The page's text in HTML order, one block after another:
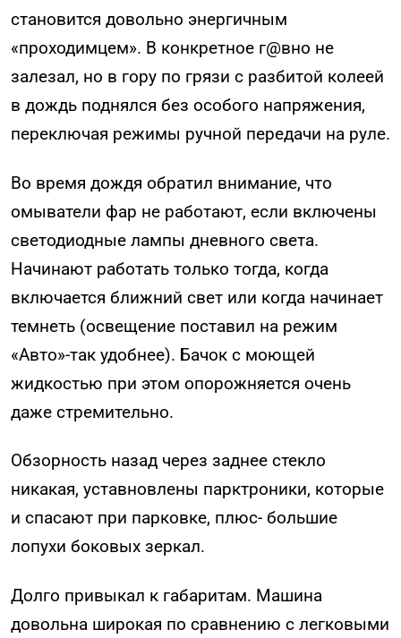
становится довольно энергичным
«проходимцем». В конкретное г@вно не
залезал, но в гору по грязи с разбитой колеей
в дождь поднялся без особого напряжения,
переключая режимы ручной передачи на руле.
Во время дождя обратил внимание, что
омыватели фар не работают, если включены
светодиодные лампы дневного света.
Начинают работать только тогда, когда
включается ближний свет или когда начинает
темнеть (освещение поставил на режим
«Авто»-так удобнее). Бачок с моющей
жидкостью при этом опорожняется очень
даже стремительно.
Обзорность назад через заднее стекло
никакая, уставновлены парктроники, которые
и спасают при парковке, плюс- большие
лопухи боковых зеркал.
Долго привыкал к габаритам. Машина
довольна широкая по сравнению с легковыми